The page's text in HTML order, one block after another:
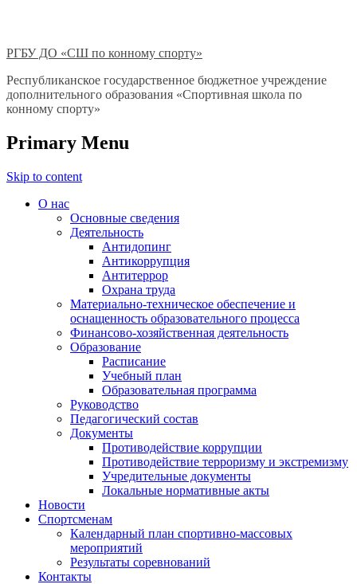
РГБУ ДО «СШ по конному спорту»
Республиканское государственное бюджетное учреждение
дополнительного образования «Спортивная школа по
конному спорту»
Primary Menu
Skip to content
О нас
Основные сведения
Деятельность
Антидопинг
Антикоррупция
Антитеррор
Охрана труда
Материально-техническое обеспечение и
оснащенность образовательного процесса
Финансово-хозяйственная деятельность
Образование
Расписание
Учебный план
Образовательная программа
Руководство
Педагогический состав
Документы
Противодействие коррупции
Противодействие терроризму и экстремизму
Учредительные документы
Локальные нормативные акты
Новости
Спортсменам
Календарный план спортивно-массовых
мероприятий
Результаты соревнований
Контакты